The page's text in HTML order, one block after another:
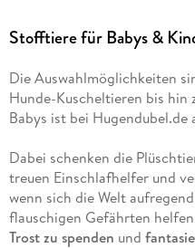
Stofftiere für Babys &
Die Auswahlmöglichkeiten
Hunde-Kuscheltieren bis
Babys ist bei Hugendubel.de
Dabei schenken die
treuen Einschlafhelfer und
wenn sich die Welt
flauschigen Gefährten
Trost zu spenden und